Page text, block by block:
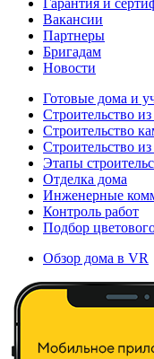
Гарантия и
Вакансии
Партнеры
Бригадам
Новости
Готовые дома и
Строительство
Строительство
Строительство
Этапы
Отделка дома
Инженерные
Контроль работ
Подбор
Обзор дома в VR